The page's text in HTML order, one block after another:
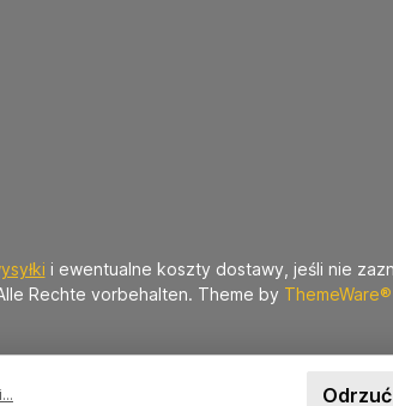
i ewentualne koszty dostawy, jeśli nie
Rechte vorbehalten. Theme by ThemeWare®
Odrzuć